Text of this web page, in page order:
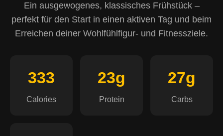
Ein ausgewogenes, klassisches Frühstück –
perfekt für den Start in einen aktiven Tag und beim
Erreichen deiner Wohlfühlfigur- und Fitnessziele.
333
Calories
23g
Protein
27g
Carbs